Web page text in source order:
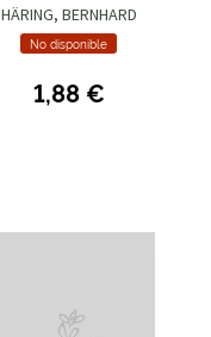
HÄRING, BERNHARD
No disponible
1,88 €